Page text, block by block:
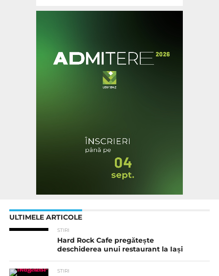
ULTIMELE ARTICOLE
STIRI
Hard Rock Cafe pregătește
deschiderea unui restaurant la Iași
STIRI